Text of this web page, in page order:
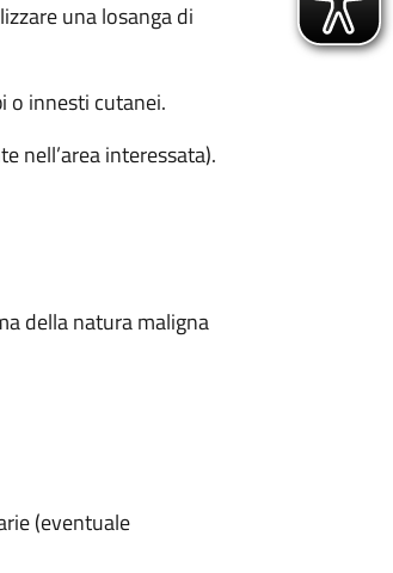
una losanga di
o innesti cutanei.
nell’area interessata).
della natura maligna
(eventuale